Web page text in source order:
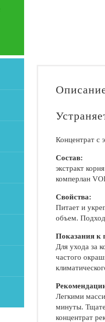
Концентрат с
Состав:
экстракт
комперлан
Свойства:
Питает и
объем.
Показания к
Для ухода за
частого
Легкими
минуты.
концентрат